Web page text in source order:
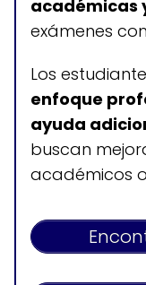
Lunes a
académicas
exámenes
Los
enfoque
ayuda
buscan
académicos